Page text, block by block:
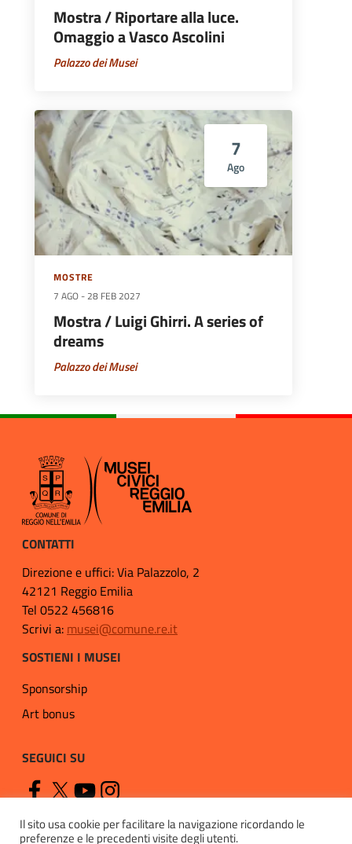
Mostra / Riportare alla luce.
Omaggio a Vasco Ascolini
Palazzo dei Musei
7
Ago
MOSTRE
7 AGO -28 FEB 2027
Mostra / Luigi Ghirri. A series of
dreams
Palazzo dei Musei
CONTATTI
Direzione e uffici: Via Palazzolo, 2
42121 Reggio Emilia
Tel 0522 456816
Scrivi a: musei@comune.re.it
SOSTIENI I MUSEI
Sponsorship
Art bonus
SEGUICI SU
Il sito usa cookie per facilitare la navigazione ricordando le
preferenze e le precedenti visite degli utenti.